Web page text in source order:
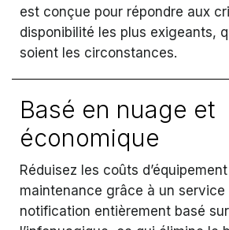
est conçue pour répondre aux
disponibilité les plus exigeants,
soient les circonstances.
Basé en nuage et
économique
Réduisez les coûts
maintenance grâce à un service
notification entièrement basé sur